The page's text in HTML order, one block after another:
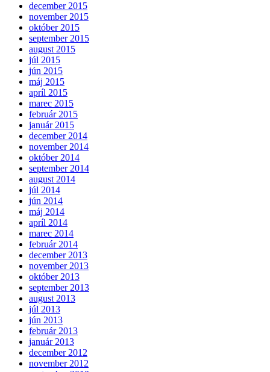
december 2015
november 2015
október 2015
september 2015
august 2015
júl 2015
jún 2015
máj 2015
apríl 2015
marec 2015
február 2015
január 2015
december 2014
november 2014
október 2014
september 2014
august 2014
júl 2014
jún 2014
máj 2014
apríl 2014
marec 2014
február 2014
december 2013
november 2013
október 2013
september 2013
august 2013
júl 2013
jún 2013
február 2013
január 2013
december 2012
november 2012